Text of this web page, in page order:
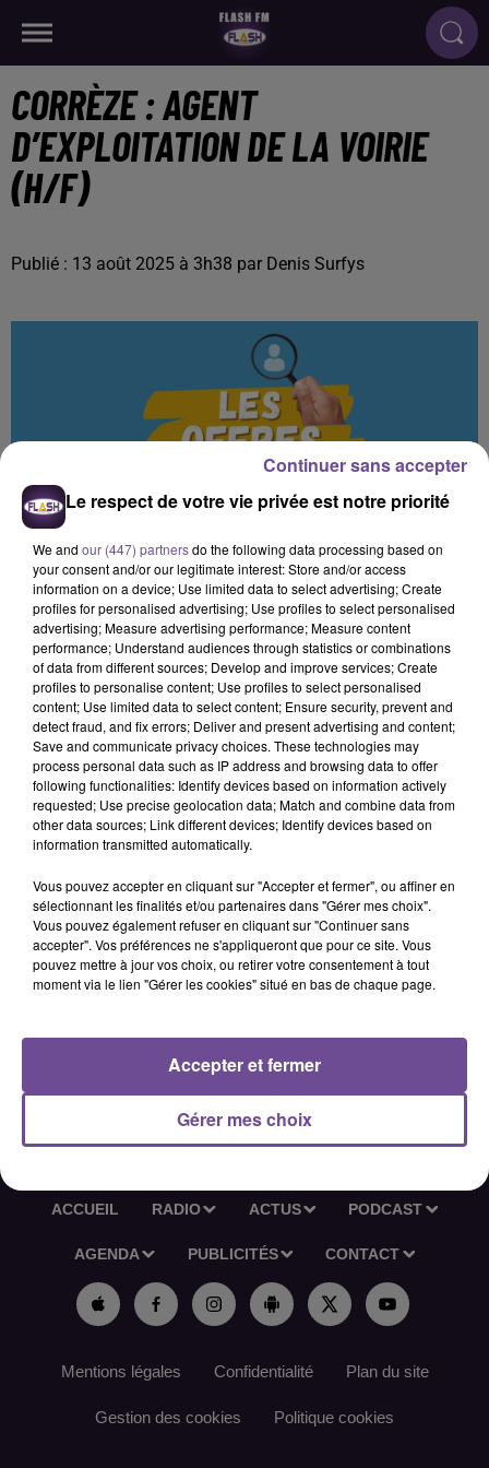
CORRÈZE : AGENT
D’EXPLOITATION DE LA VOIRIE
(H/F)
Publié : 13 août 2025 à 3h38 par Denis Surfys
La Communauté de Communes Sarlat-
Périgord Noir recherche un agent
d’exploitation voirie (H/F).
La Communauté de Communes Sarlat-Périgord Noir
voirie a pour missions principales les travaux d'entretien
courant, pour maintenir la qualité du patrimoine de voirie
afin d'assurer à l'usager des conditions de sécurité et de
confort définis. Il met en œuvre des actions d'exploitation du
patrimoine de voirie, afin de garantir la sécurité des
Référence de l’offre France Travail : 196JBQQ
ACCUEIL RADIO ACTUS PODCAST
AGENDA PUBLICITÉS CONTACT
Mentions légales Confidentialité Plan du site
Gestion des cookies Politique cookies
Le respect de votre vie privée est notre priorité
We and our (447) partnersdo the following data processing based on
your consent and/or our legitimate interest: Store and/or access
information on a device; Use limited data to select advertising; Create
profiles for personalised advertising; Use profiles to select personalised
advertising; Measure advertising performance; Measure content
performance; Understand audiences through statistics or combinations
of data from different sources; Develop and improve services; Create
profiles to personalise content; Use profiles to select personalised
content; Use limited data to select content; Ensure security, prevent and
detect fraud, and fix errors; Deliver and present advertising and content;
Save and communicate privacy choices. These technologies may
process personal data such as IP address and browsing data to offer
following functionalities: Identify devices based on information actively
requested; Use precise geolocation data; Match and combine data from
other data sources; Link different devices; Identify devices based on
information transmitted automatically.
Vous pouvez accepter en cliquant sur "Accepter et fermer", ou affiner en
sélectionnant les finalités et/ou partenaires dans "Gérer mes choix".
Vous pouvez également refuser en cliquant sur "Continuer sans
accepter". Vos préférences ne s'appliqueront que pour ce site. Vous
pouvez mettre à jour vos choix, ou retirer votre consentement à tout
moment via le lien "Gérer les cookies" situé en bas de chaque page.
Gérer mes choix
Accepter et fermer
Continuer sans accepter